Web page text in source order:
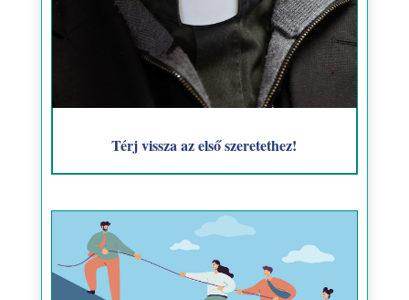
Térj vissza az első szeretethez!